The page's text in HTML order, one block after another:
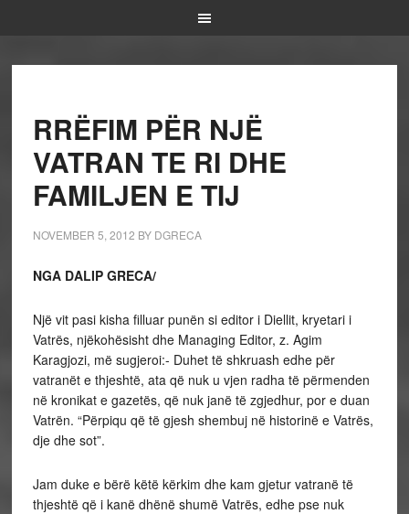
RRËFIM PËR NJË
VATRAN TE RI DHE
FAMILJEN E TIJ
NOVEMBER 5, 2012 BY DGRECA
NGA DALIP GRECA/
Një vit pasi kisha filluar punën si editor i Diellit, kryetari i
Vatrës, njëkohësisht dhe Managing Editor, z. Agim
Karagjozi, më sugjeroi:- Duhet të shkruash edhe për
vatranët e thjeshtë, ata që nuk u vjen radha të përmenden
në kronikat e gazetës, që nuk janë të zgjedhur, por e duan
Vatrën. “Përpiqu që të gjesh shembuj në historinë e Vatrës,
dje dhe sot”.
Jam duke e bërë këtë kërkim dhe kam gjetur vatranë të
thjeshtë që i kanë dhënë shumë Vatrës, edhe pse nuk